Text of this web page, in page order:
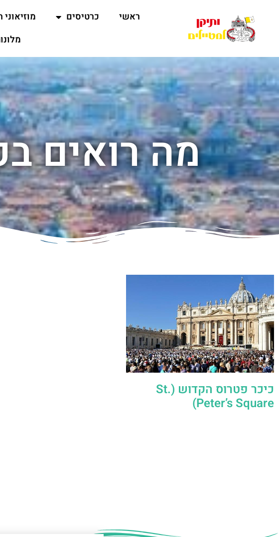
ראשי כרטיסים מוזיאוני
מה רואים
כיכר פטרוס הקדוש (St.
Peter’s Square)